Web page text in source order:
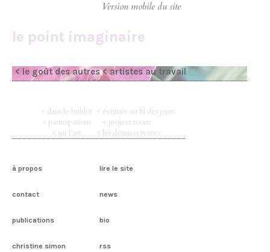
le point imaginaire
< le goût des autres < artistes au travail
< dans le hublot < écriture au fil des jours
< participations
< project room
< sur l’art
< les derniers textes
à propos lire le site
contact news
publications bio
christine simon rss